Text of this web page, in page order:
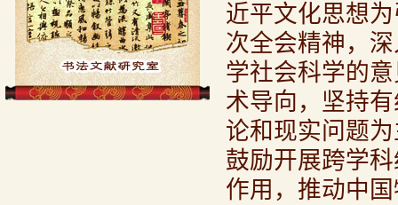
近平文化思想
次全会精神，
学社会科学的
术导向，坚持
论和现实问题
鼓励开展跨学
作用，推动中